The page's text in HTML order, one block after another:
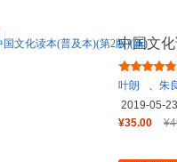
中国文
叶朗 、 朱
2019-05-23
¥35.00